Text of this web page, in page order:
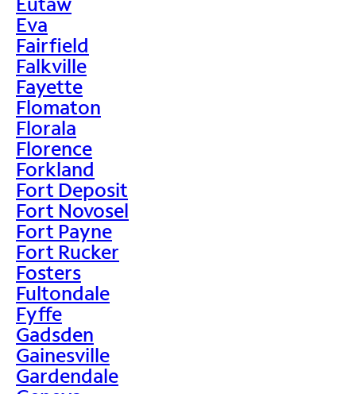
Eva
Fairfield
Falkville
Fayette
Flomaton
Florala
Florence
Forkland
Fort Deposit
Fort Novosel
Fort Payne
Fort Rucker
Fosters
Fultondale
Fyffe
Gadsden
Gainesville
Gardendale